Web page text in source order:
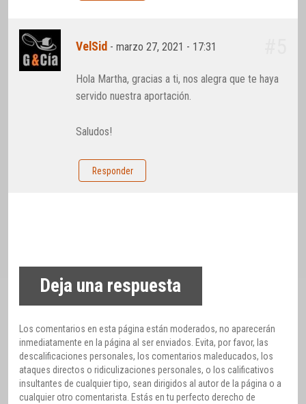
VelSid -marzo 27, 2021 - 17:31
Hola Martha, gracias a ti, nos alegra que te haya
servido nuestra aportación.
Saludos!
Responder
Deja una respuesta
Los comentarios en esta página están moderados, no aparecerán
inmediatamente en la página al ser enviados. Evita, por favor, las
descalificaciones personales, los comentarios maleducados, los
ataques directos o ridiculizaciones personales, o los calificativos
insultantes de cualquier tipo, sean dirigidos al autor de la página o a
cualquier otro comentarista. Estás en tu perfecto derecho de